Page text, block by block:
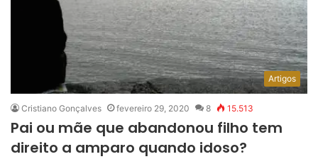
Artigos
Cristiano Gonçalves fevereiro 29, 2020 8 15.513
Pai ou mãe que abandonou filho tem
direito a amparo quando idoso?